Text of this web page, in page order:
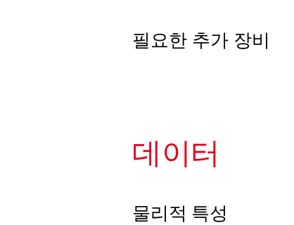
필요한 추가 장비
데이터
물리적 특성